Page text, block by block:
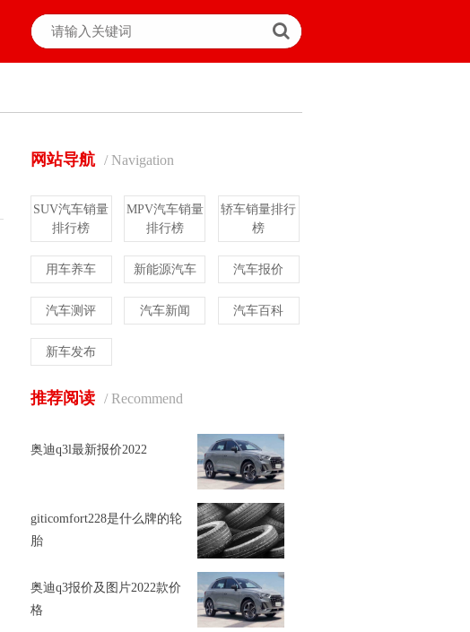
网站导航 / Navigation
SUV汽车销量
排行榜
MPV汽车销量
排行榜
轿车销量排行
榜
用车养车 新能源汽车 汽车报价
汽车测评 汽车新闻 汽车百科
新车发布
推荐阅读 / Recommend
奥迪q3l最新报价2022
giticomfort228是什么牌的轮
胎
奥迪q3报价及图片2022款价
格